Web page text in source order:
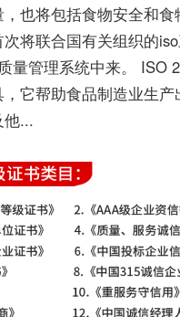
也将包括食物安全和食
将联合国有关组织的
量管理系统中来。 ISO
它帮助食品制造业生
他...